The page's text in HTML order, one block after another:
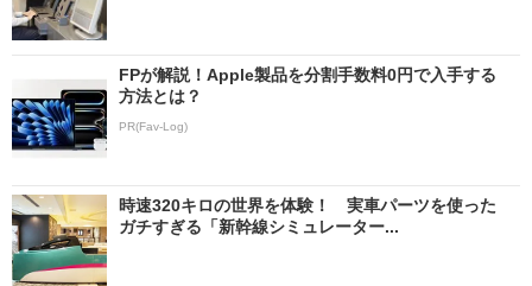
FPが解説！Apple製品を分割手数料0円で入手する
方法とは？
PR(Fav-Log)
時速320キロの世界を体験！ 実車パーツを使った
ガチすぎる「新幹線シミュレーター...